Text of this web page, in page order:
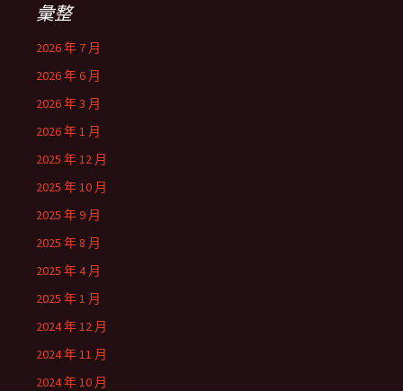
彙整
2026 年 7 月
2026 年 6 月
2026 年 3 月
2026 年 1 月
2025 年 12 月
2025 年 10 月
2025 年 9 月
2025 年 8 月
2025 年 4 月
2025 年 1 月
2024 年 12 月
2024 年 11 月
2024 年 10 月